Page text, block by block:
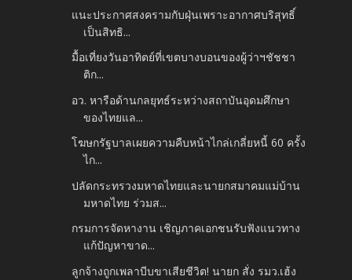
แนะประกาศสงครามกับฝุ่นเพราะอากาศบริสุทธิ์
เป็นสิทธิ...
มื้อเที่ยงวันอาทิตย์ที่เขตบางบอนของผู้ว่าฯชัชชา
ติก...
อว. หารือด้านกลยุทธ์ระหว่างสถาบันอุดมศึกษา
ของไทยแล...
โฆษกรัฐบาลเผยความคืบหน้าไกล่เกลี่ยหนี้ 60 ครั้ง
ไก...
ปลัดกระทรวงมหาดไทยและนายกสมาคมแม่บ้าน
มหาดไทย ร่วมส...
กรมการจัดหางาน เชิญภาคเอกชนรับฟังแนวทาง
แก้ปัญหาขาด...
ลูกจ้างถูกเพลาบีบขาเสียชีวิต! นายก สั่ง รมว.เฮ้ง